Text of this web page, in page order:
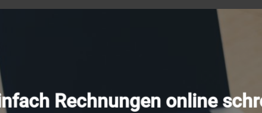
Rechnungen online